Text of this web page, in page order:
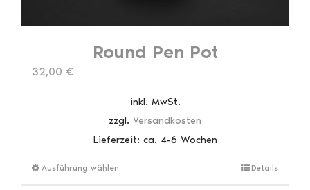
Round Pen Pot
32,00 €
inkl. MwSt.
zzgl. Versandkosten
Lieferzeit: ca. 4-6 Wochen
Ausführung wählen Details